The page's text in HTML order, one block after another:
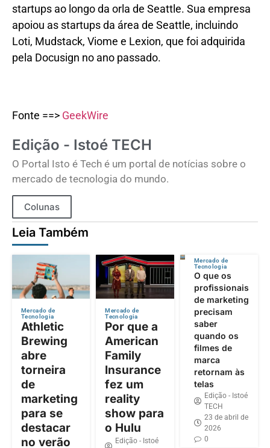
startups ao longo da orla de Seattle. Sua empresa
apoiou as startups da área de Seattle, incluindo
Loti, Mudstack, Viome e Lexion, que foi adquirida
pela Docusign no ano passado.
Fonte ==> GeekWire
Edição - Istoé TECH
O Portal Isto é Tech é um portal de notícias sobre o
mercado de tecnologia do mundo.
Colunas
Leia Também
Mercado de
Tecnologia
Athletic
Brewing
abre
torneira
de
marketing
para se
destacar
no verão
Mercado de
Tecnologia
Por que a
American
Family
Insurance
fez um
reality
show para
o Hulu
Edição - Istoé
Mercado de
Tecnologia
O que os
profissionais
de marketing
precisam
saber
quando os
filmes de
marca
retornam às
telas
Edição - Istoé
TECH
23 de abril de
2026
0